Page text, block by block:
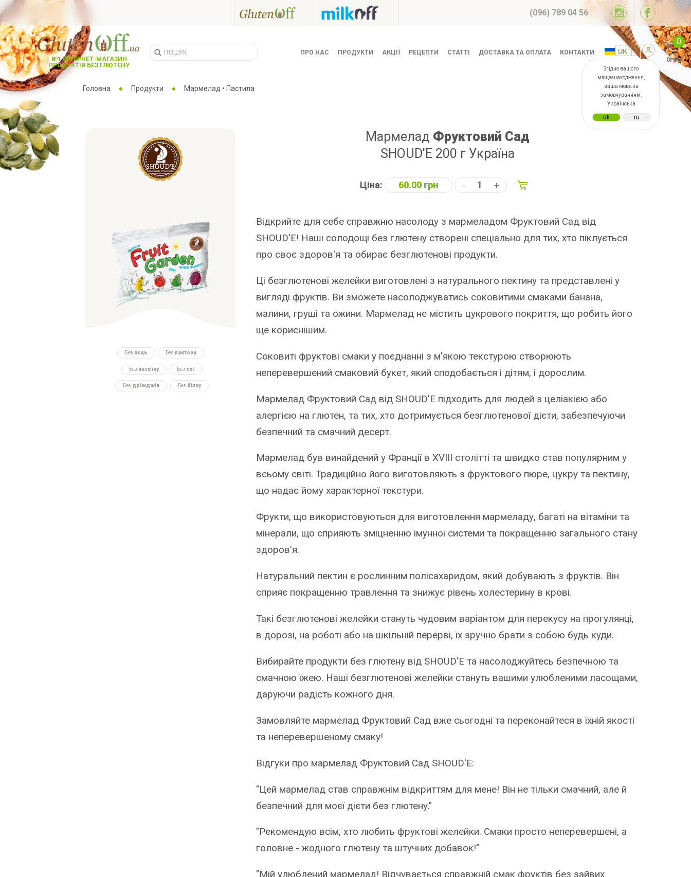
(096) 789 04 56
№1 ІНТЕРНЕТ-МАГАЗИН
ПРОДУКТІВ БЕЗ ГЛЮТЕНУ
ПРО НАС ПРОДУКТИ АКЦІЇ РЕЦЕПТИ СТАТТІ ДОСТАВКА ТА ОПЛАТА КОНТАКТИ
Згідно вашого
місцезнаходження,
ваша мова за
замовчуванням:
Українська
0
0грн
Головна Продукти Мармелад • Пастила
Без яєць Без лактози
Без казеїну Без сої
Без дріжджів Без білку
Мармелад Фруктовий Сад
SHOUD'E 200 г Україна
Ціна: 60.00 грн - +
Відкрийте для себе справжню насолоду з мармеладом Фруктовий Сад від
SHOUD'E! Наші солодощі без глютену створені спеціально для тих, хто піклується
про своє здоров'я та обирає безглютенові продукти.
Ці безглютенові желейки виготовлені з натурального пектину та представлені у
вигляді фруктів. Ви зможете насолоджуватись соковитими смаками банана,
малини, груші та ожини. Мармелад не містить цукрового покриття, що робить його
ще кориснішим.
Соковиті фруктові смаки у поєднанні з м'якою текстурою створюють
неперевершений смаковий букет, який сподобається і дітям, і дорослим.
Мармелад Фруктовий Сад від SHOUD'E підходить для людей з целіакією або
алергією на глютен, та тих, хто дотримується безглютенової дієти, забезпечуючи
безпечний та смачний десерт.
Мармелад був винайдений у Франції в XVIII столітті та швидко став популярним у
всьому світі. Традиційно його виготовляють з фруктового пюре, цукру та пектину,
що надає йому характерної текстури.
Фрукти, що використовуються для виготовлення мармеладу, багаті на вітаміни та
мінерали, що сприяють зміцненню імунної системи та покращенню загального стану
здоров'я.
Натуральний пектин є рослинним полісахаридом, який добувають з фруктів. Він
сприяє покращенню травлення та знижує рівень холестерину в крові.
Такі безглютенові желейки стануть чудовим варіантом для перекусу на прогулянці,
в дорозі, на роботі або на шкільній перерві, їх зручно брати з собою будь куди.
Вибирайте продукти без глютену від SHOUD'E та насолоджуйтесь безпечною та
смачною їжею. Наші безглютенові желейки стануть вашими улюбленими ласощами,
даруючи радість кожного дня.
Замовляйте мармелад Фруктовий Сад вже сьогодні та переконайтеся в їхній якості
та неперевершеному смаку!
Відгуки про мармелад Фруктовий Сад SHOUD'E:
"Цей мармелад став справжнім відкриттям для мене! Він не тільки смачний, але й
безпечний для моєї дієти без глютену."
"Рекомендую всім, хто любить фруктові желейки. Смаки просто неперевершені, а
головне - жодного глютену та штучних добавок!"
"Мій улюблений мармелад! Відчувається справжній смак фруктів без зайвих